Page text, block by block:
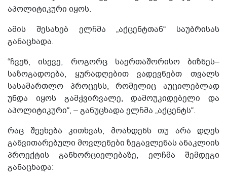
აპოლიტიკური იყოს.
ამის შესახებ ელჩმა „აქცენტთან“ საუბრისას
განაცხადა.
“ჩვენ, ისევე, როგორც საერთაშორისო ბიზნეს–
საზოგადოება, ყურადღებით ვადევნებთ თვალს
სასამართლო პროცესს, რომელიც აუცილებლად
უნდა იყოს გამჭვირვალე, დამოუკიდებელი და
აპოლიტიკური“, – განუცხადა ელჩმა „აქცენტს“.
რაც შეეხება კითხვას, მოახდენს თუ არა დღეს
განვითარებული მოვლენები ზეგავლენას ანაკლიის
პროექტის განხორციელებაზე, ელჩმა შემდეგი
განაცხადა: